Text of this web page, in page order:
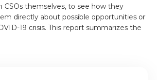
CSOs themselves, to see how they
directly about possible opportunities or
19 crisis. This report summarizes the